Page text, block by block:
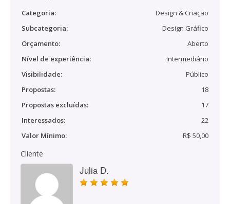
Categoria:
Design & Criação
Subcategoria:
Design Gráfico
Orçamento:
Aberto
Nível de experiência:
Intermediário
Visibilidade:
Público
Propostas:
18
Propostas excluídas:
17
Interessados:
22
Valor Mínimo:
R$ 50,00
Cliente
Julia D.